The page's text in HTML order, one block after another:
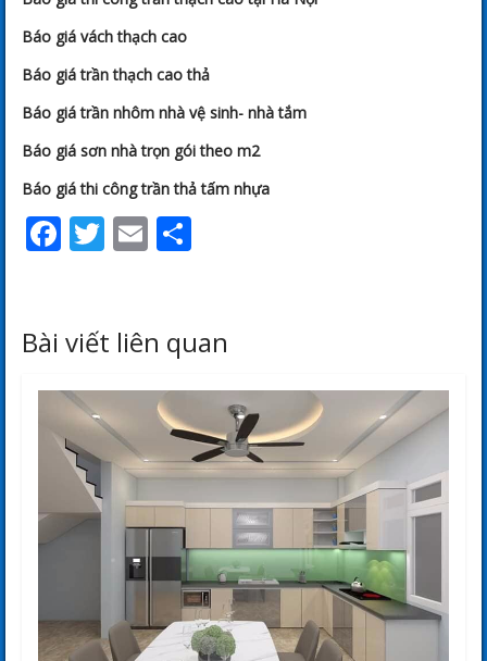
Báo giá vách thạch cao
Báo giá trần thạch cao thả
Báo giá trần nhôm nhà vệ sinh- nhà tắm
Báo giá sơn nhà trọn gói theo m2
Báo giá thi công trần thả tấm nhựa
Facebook
Twitter
Email
Bài viết liên quan